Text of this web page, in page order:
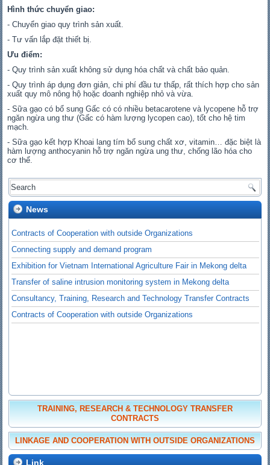
Hình thức chuyển giao:
- Chuyển giao quy trình sản xuất.
- Tư vấn lắp đặt thiết bị.
Ưu điểm:
- Quy trình sản xuất không sử dụng hóa chất và chất bảo quản.
- Quy trình áp dụng đơn giản, chi phí đầu tư thấp, rất thích hợp cho sản
xuất quy mô nông hộ hoặc doanh nghiệp nhỏ và vừa.
- Sữa gạo có bổ sung Gấc có có nhiều betacarotene và lycopene hỗ trợ
ngăn ngừa ung thư (Gấc có hàm lượng lycopen cao), tốt cho hệ tim
mạch.
- Sữa gạo kết hợp Khoai lang tím bổ sung chất xơ, vitamin… đặc biệt là
hàm lượng anthocyanin hỗ trợ ngăn ngừa ung thư, chống lão hóa cho
cơ thể.
News
Contracts of Cooperation with outside Organizations
Connecting supply and demand program
Exhibition for Vietnam International Agriculture Fair in Mekong delta
Transfer of saline intrusion monitoring system in Mekong delta
Consultancy, Training, Research and Technology Transfer Contracts
Contracts of Cooperation with outside Organizations
TRAINING, RESEARCH & TECHNOLOGY TRANSFER
CONTRACTS
LINKAGE AND COOPERATION WITH OUTSIDE ORGANIZATIONS
Link